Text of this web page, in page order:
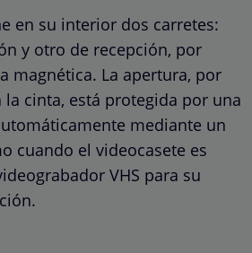
en su interior dos carretes:
y otro de recepción, por
magnética. La apertura, por
la cinta, está protegida por una
mediante un
cuando el videocasete es
VHS para su